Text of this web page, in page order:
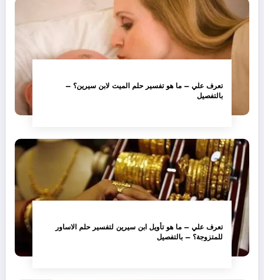
تعرف علي – ما هو تفسير حلم الميت لابن سيرين؟ –
بالتفصيل
تعرف علي – ما هو تأويل ابن سيرين لتفسير حلم الاساور
للمتزوجة؟ – بالتفصيل